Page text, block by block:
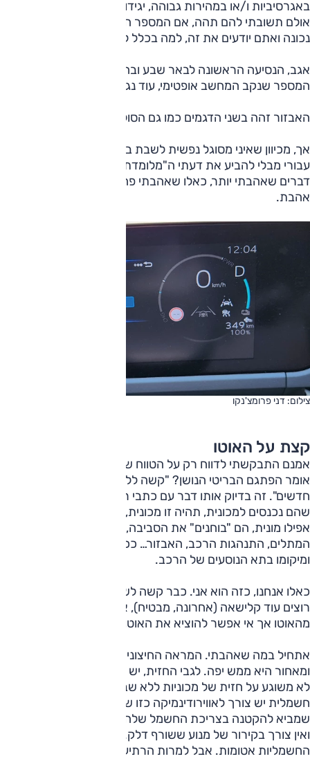
באגרסיביות ו/או במהירות גבוהה, יגידו לכם באולמות התצוגה.
אולם תשובתי להם תהה, אם המספר הזה שיש על הצג אינה
נכונה ואתם יודעים את זה, למה בכלל להציג אותו?
אגב, הנסיעה הראשונה לבאר שבע ובחזרה, כבר הוכיחה לי שגם
המספר שנקב המחשב אופטימי, עוד נגיע לזה.
האבזור זהה בשני הדגמים כמו גם הסוללה - 71.4 קוט"ש.
אך, מכיוון שאיני מסוגל נפשית לשבת במכונית בפעם הראשונה
עבורי מבלי להביע את דעתי ה"מלומדת" עליה, אוסיף עיקרי
דברים שאהבתי יותר, כאלו שאהבתי פחות וגם את אלו שלא
אהבת.
צילום: דני פרומצ'נקו
קצת על האוטו
אמנם התבקשתי לדווח רק על הטווח של המכונית, אולם איך
אומר הפתגם הבריטי הנושן? "קשה ללמד כלב זקן תעלולים
חדשים". זה בדיוק אותו דבר עם כתבי רכב ותיקים. בכל פעם
שהם נכנסים למכונית, תהיה זו מכונית, של חבר, מושכרת או
אפילו מונית, הם "בוחנים" את הסביבה, את נוחות הנסיעה, מצב
המתלים, התנהגות הרכב, האבזור… ככל שמאפשר לו הזמן
ומיקומו בתא הנוסעים של הרכב.
כאלו אנחנו, כזה הוא אני. כבר קשה לשנות את זה בי. ואם אתם
רוצים עוד קלישאה (אחרונה, מבטיח), אפשר להוציא את הכתב
מהאוטו אך אי אפשר להוציא את האוטו מהכתב.
אתחיל במה שאהבתי. המראה החיצוני מושך עיניים. מהפרופיל
ומאחור היא ממש יפה. לגבי החזית, יש שיאהבו אותה, אני אישית
לא משוגע על חזית של מכוניות ללא שבכה פתוחה. אבל למכונית
חשמלית יש צורך לאווירודינמיקה כזו שמפחיתה את מקדם הגרר
שמביא להקטנה בצריכת החשמל שלה ובכך להגדלת הטווח -
ואין צורך בקירור של מנוע ששורף דלק. ולכן כל השבכות של אלו
החשמליות אטומות. אבל למרות הרתיעה שלי מאלו, היא נאה